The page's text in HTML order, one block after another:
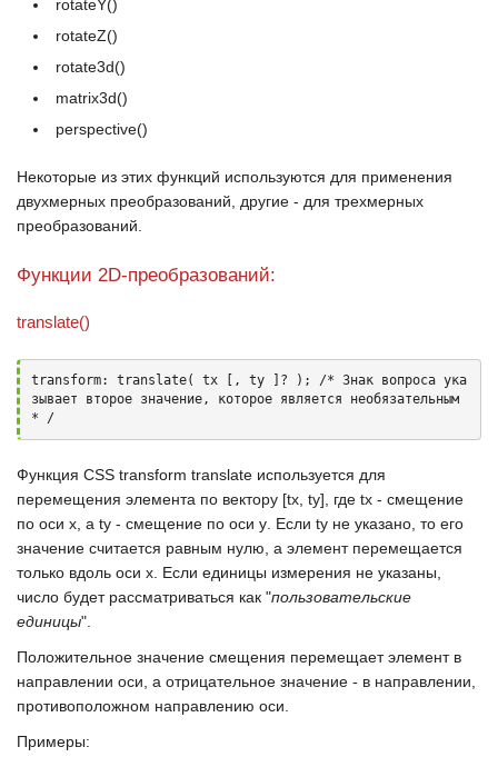
rotateY()
rotateZ()
rotate3d()
matrix3d()
perspective()
Некоторые из этих функций используются для применения
двухмерных преобразований, другие - для трехмерных
преобразований.
Функции 2D-преобразований:
translate()
transform: translate( tx [, ty ]? ); /* Знак вопроса ука
зывает второе значение, которое является необязательным
* /
Функция CSS transform translate используется для
перемещения элемента по вектору [tx, ty] , где tx - смещение
по оси х , а ty - смещение по оси у . Если ty не указано, то его
значение считается равным нулю, а элемент перемещается
только вдоль оси х . Если единицы измерения не указаны,
число будет рассматриваться как "пользовательские
единицы".
Положительное значение смещения перемещает элемент в
направлении оси, а отрицательное значение - в направлении,
противоположном направлению оси.
Примеры: